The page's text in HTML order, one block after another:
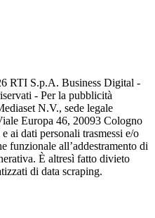
RTI S.p.A. Business Digital -
- Per la pubblicità
N.V., sede legale
Europa 46, 20093 Cologno
ai dati personali trasmessi e/o
funzionale all’addestramento di
È altresì fatto divieto
di data scraping.